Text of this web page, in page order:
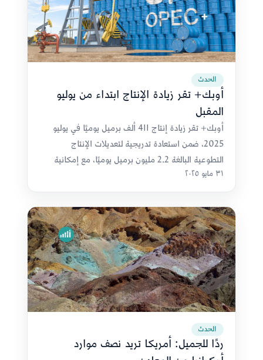
الحدث
أوبك+ تقر زيادة الإنتاج ابتداء من يوليو
المقبل
أوبك+ تقر زيادة إنتاج 411 ألف برميل يوميًا في يوليو
2025، ضمن استعادة تدريجية لتعديلات الإنتاج
التطوعية البالغة 2.2 مليون برميل يوميًا، مع إمكانية
التعديل حسب متغيرات السوق
٣١ مايو ٢٠٢٥
الحدث
ردًا للجميل: أمريكا تريد نصف موارد